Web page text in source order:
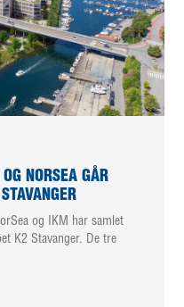
NORSEA GÅR
og IKM har samlet
K2 Stavanger. De tre